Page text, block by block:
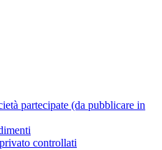
partecipate (da pubblicare in
controllati